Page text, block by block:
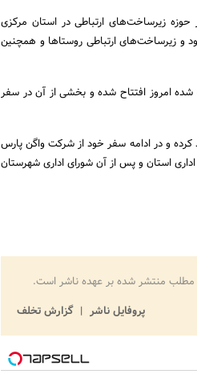
زیرساخت‌های ارتباطی در استان مرکزی
و زیرساخت‌های ارتباطی روستاها و همچنین
امروز افتتاح شده و بخشی از آن در سفر
کرده و در ادامه سفر خود از شرکت واگن پارس
استان و پس از آن شورای اداری شهرستان
مطلب منتشر شده بر عهده ناشر است.
پروفایل ناشر
گزارش تخلف